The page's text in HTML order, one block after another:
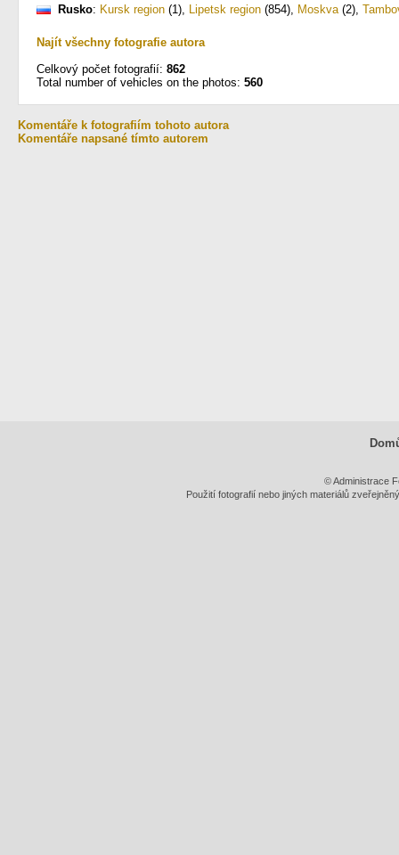
Rusko: Kursk region (1), Lipetsk region (854), Moskva(2),
Najít všechny fotografie autora
Celkový počet fotografií: 862
Total number of vehicles on the photos: 560
Komentáře k fotografiím tohoto autora
Komentáře napsané tímto autorem
© Administrace
Použití fotografií nebo jiných materiálů